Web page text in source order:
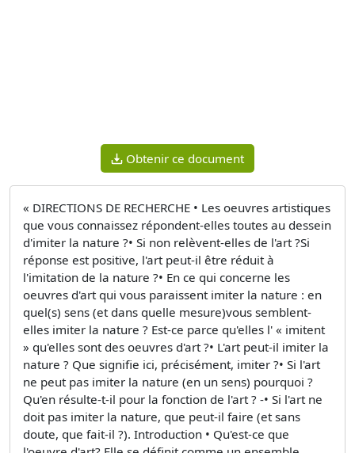
Obtenir ce document
« DIRECTIONS DE RECHERCHE • Les oeuvres artistiques
que vous connaissez répondent-elles toutes au dessein
d'imiter la nature ?• Si non relèvent-elles de l'art ?Si
réponse est positive, l'art peut-il être réduit à
l'imitation de la nature ?• En ce qui concerne les
oeuvres d'art qui vous paraissent imiter la nature : en
quel(s) sens (et dans quelle mesure)vous semblent-
elles imiter la nature ? Est-ce parce qu'elles l' « imitent
» qu'elles sont des oeuvres d'art ?• L'art peut-il imiter la
nature ? Que signifie ici, précisément, imiter ?• Si l'art
ne peut pas imiter la nature (en un sens) pourquoi ?
Qu'en résulte-t-il pour la fonction de l'art ? -• Si l'art ne
doit pas imiter la nature, que peut-il faire (et sans
doute, que fait-il ?). Introduction • Qu'est-ce que